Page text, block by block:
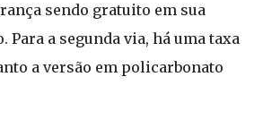
sendo gratuito em sua
a segunda via, há uma taxa
a versão em policarbonato